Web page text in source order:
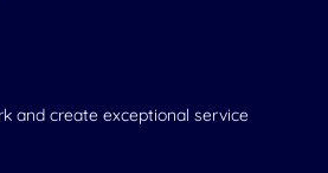
and create exceptional service